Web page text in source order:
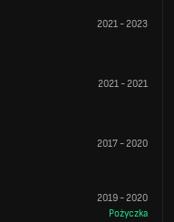
2021-2023
2021-2021
2017-2020
2019-2020
Pożyczka